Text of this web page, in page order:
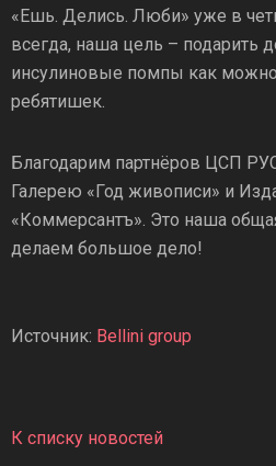
«Ешь. Делись. Люби» уже в
всегда, наша цель – подарить
инсулиновые помпы как
ребятишек.
Благодарим партнёров ЦСП
Галерею «Год живописи» и
«Коммерсантъ». Это наша
делаем большое дело!
Источник: Bellini group
К списку новостей